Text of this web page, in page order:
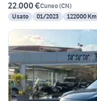
22.000 €Cuneo(CN)
Usato
01/2023 122000 Km